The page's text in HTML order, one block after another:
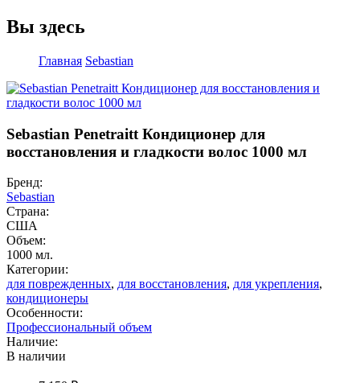
Вы здесь
Главная Sebastian
Sebastian Penetraitt Кондиционер для
восстановления и гладкости волос 1000 мл
Бренд:
Sebastian
Страна:
США
Объем:
1000 мл.
Категории:
для поврежденных, для восстановления, для укрепления,
кондиционеры
Особенности:
Профессиональный объем
Наличие:
В наличии